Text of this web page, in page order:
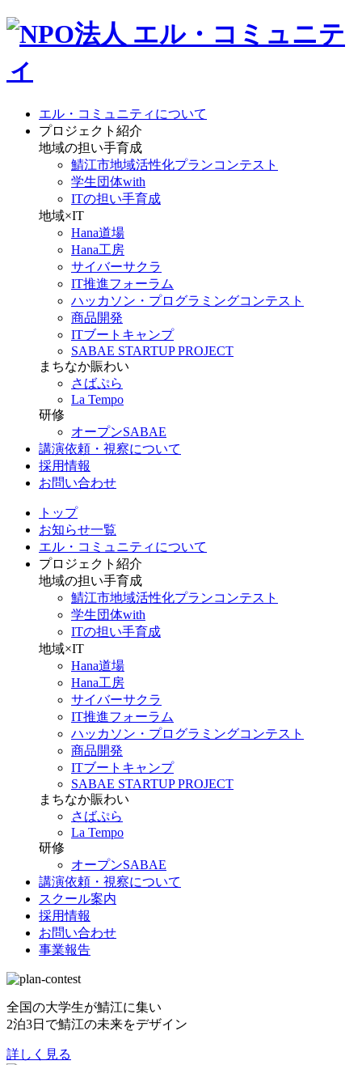
エル・コミュニティについて
プロジェクト紹介
地域の担い手育成
鯖江市地域活性化プランコンテスト
学生団体with
ITの担い手育成
地域×IT
Hana道場
Hana工房
サイバーサクラ
IT推進フォーラム
ハッカソン・プログラミングコンテスト
商品開発
ITブートキャンプ
SABAE STARTUP PROJECT
まちなか賑わい
さばぷら
La Tempo
研修
オープンSABAE
講演依頼・視察について
採用情報
お問い合わせ
トップ
お知らせ一覧
エル・コミュニティについて
プロジェクト紹介
地域の担い手育成
鯖江市地域活性化プランコンテスト
学生団体with
ITの担い手育成
地域×IT
Hana道場
Hana工房
サイバーサクラ
IT推進フォーラム
ハッカソン・プログラミングコンテスト
商品開発
ITブートキャンプ
SABAE STARTUP PROJECT
まちなか賑わい
さばぷら
La Tempo
研修
オープンSABAE
講演依頼・視察について
スクール案内
採用情報
お問い合わせ
事業報告
全国の大学生が鯖江に集い
2泊3日で鯖江の未来をデザイン
詳しく見る